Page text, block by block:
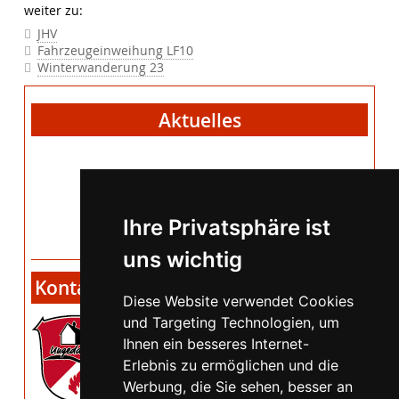
Ihre Privatsphäre ist
uns wichtig
Diese Website verwendet Cookies
und Targeting Technologien, um
Ihnen ein besseres Internet-
Erlebnis zu ermöglichen und die
Werbung, die Sie sehen, besser an
weiter zu:
JHV
Fahrzeugeinweihung LF10
Winterwanderung 23
Aktuelles
Kontakt